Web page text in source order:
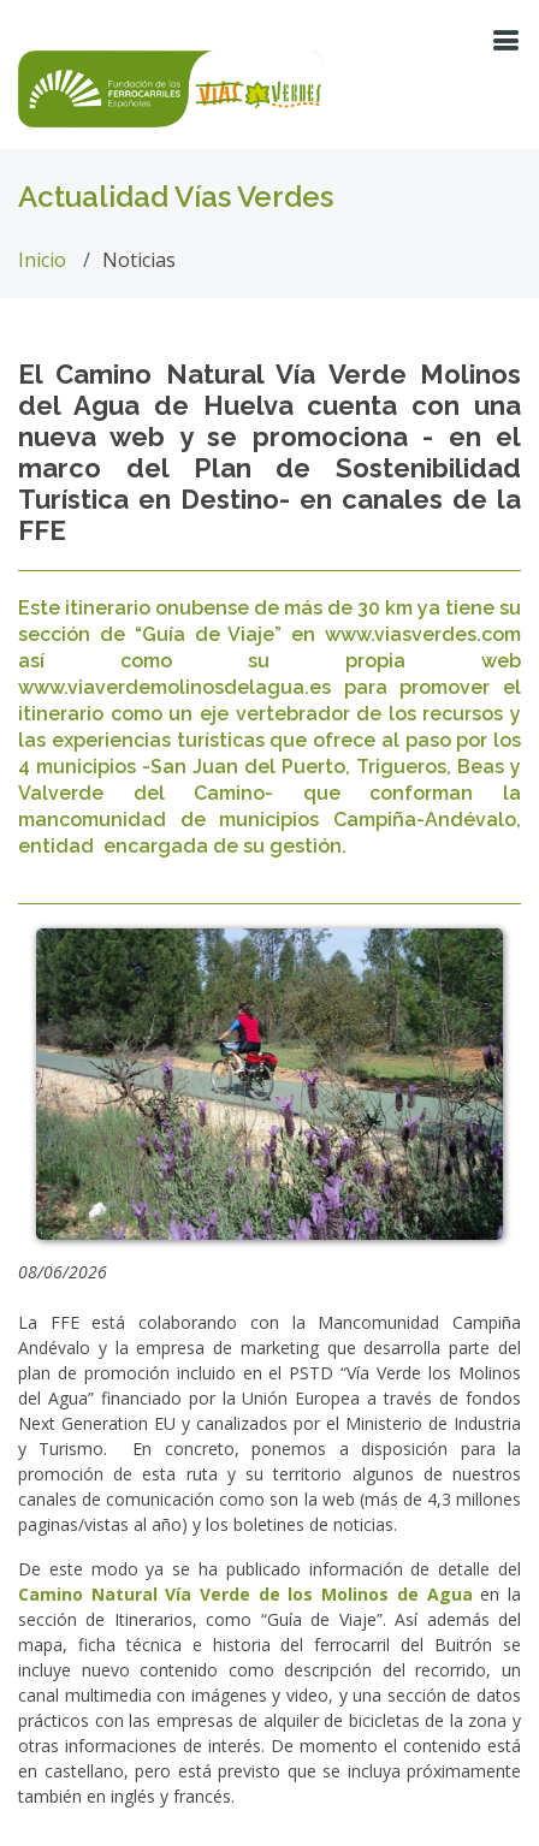
Actualidad Vías Verdes
Inicio Noticias
El Camino Natural Vía Verde Molinos
del Agua de Huelva cuenta con una
nueva web y se promociona - en el
marco del Plan de Sostenibilidad
Turística en Destino- en canales de la
FFE
Este itinerario onubense de más de 30 km ya tiene su
sección de “Guía de Viaje” en www.viasverdes.com
así como su propia web
www.viaverdemolinosdelagua.es para promover el
itinerario como un eje vertebrador de los recursos y
las experiencias turísticas que ofrece al paso por los
4 municipios -San Juan del Puerto, Trigueros, Beas y
Valverde del Camino- que conforman la
mancomunidad de municipios Campiña-Andévalo,
entidad encargada de su gestión.
08/06/2026
La FFE está colaborando con la Mancomunidad Campiña
Andévalo y la empresa de marketing que desarrolla parte del
plan de promoción incluido en el PSTD “Vía Verde los Molinos
del Agua” financiado por la Unión Europea a través de fondos
Next Generation EU y canalizados por el Ministerio de Industria
y Turismo. En concreto, ponemos a disposición para la
promoción de esta ruta y su territorio algunos de nuestros
canales de comunicación como son la web (más de 4,3 millones
paginas/vistas al año) y los boletines de noticias.
De este modo ya se ha publicado información de detalle del
Camino Natural Vía Verde de los Molinos de Agua en la
sección de Itinerarios, como “Guía de Viaje”. Así además del
mapa, ficha técnica e historia del ferrocarril del Buitrón se
incluye nuevo contenido como descripción del recorrido, un
canal multimedia con imágenes y video, y una sección de datos
prácticos con las empresas de alquiler de bicicletas de la zona y
otras informaciones de interés. De momento el contenido está
en castellano, pero está previsto que se incluya próximamente
también en inglés y francés.